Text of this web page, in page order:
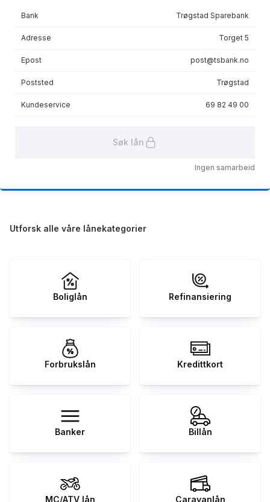
Les mer om avtalen
Bank Trøgstad Sparebank
Adresse Torget 5
Epost post@tsbank.no
Poststed Trøgstad
Kundeservice 69 82 49 00
Søk lån
Ingen samarbeid
Utforsk alle våre lånekategorier
Boliglån Refinansiering
Forbrukslån Kredittkort
Banker Billån
MC/ATV lån Caravanlån